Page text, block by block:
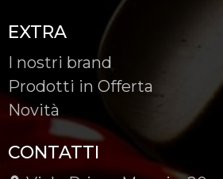
EXTRA
I nostri brand
Prodotti in Offerta
Novità
CONTATTI